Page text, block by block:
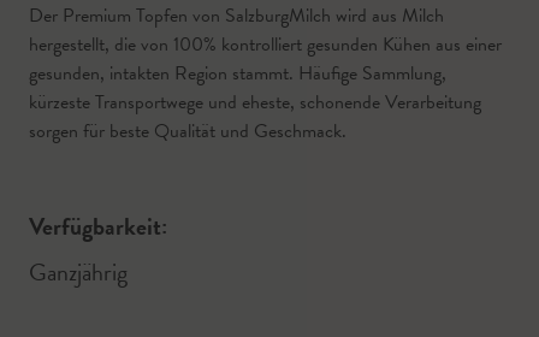
Der Premium Topfen von SalzburgMilch wird aus Milch
hergestellt, die von 100% kontrolliert gesunden Kühen aus einer
gesunden, intakten Region stammt. Häufige Sammlung,
kürzeste Transportwege und eheste, schonende Verarbeitung
sorgen für beste Qualität und Geschmack.
Verfügbarkeit:
Ganzjährig